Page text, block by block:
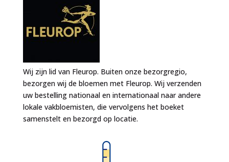
Wij zijn lid van Fleurop. Buiten onze bezorgregio,
bezorgen wij de bloemen met Fleurop. Wij verzenden
uw bestelling nationaal en internationaal naar andere
lokale vakbloemisten, die vervolgens het boeket
samenstelt en bezorgd op locatie.